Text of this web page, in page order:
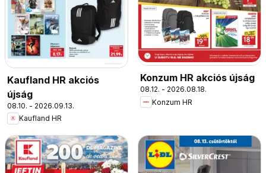
Kaufland HR akciós
újság
08.10. - 2026.09.13.
Kaufland HR
Konzum HR akciós újság
08.12. - 2026.08.18.
Konzum HR